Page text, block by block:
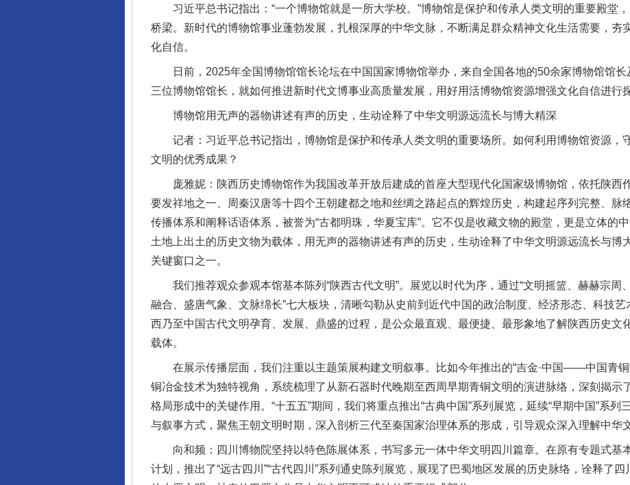
习近平总书记指出：“一个博物馆就是一所大学校。”博物馆是保护和传承人类文明的重要殿堂
桥梁。新时代的博物馆事业蓬勃发展，扎根深厚的中华文脉，不断满足群众精神文化生活需要，夯
化自信。
日前，2025年全国博物馆馆长论坛在中国国家博物馆举办，来自全国各地的50余家博物馆馆长
三位博物馆馆长，就如何推进新时代文博事业高质量发展，用好用活博物馆资源增强文化自信进行
博物馆用无声的器物讲述有声的历史，生动诠释了中华文明源远流长与博大精深
记者：习近平总书记指出，博物馆是保护和传承人类文明的重要场所。如何利用博物馆资源，
文明的优秀成果？
庞雅妮：陕西历史博物馆作为我国改革开放后建成的首座大型现代化国家级博物馆，依托陕西
要发祥地之一、周秦汉唐等十四个王朝建都之地和丝绸之路起点的辉煌历史，构建起序列完整、脉
传播体系和阐释话语体系，被誉为“古都明珠，华夏宝库”。它不仅是收藏文物的殿堂，更是立体的
土地上出土的历史文物为载体，用无声的器物讲述有声的历史，生动诠释了中华文明源远流长与博
关键窗口之一。
我们推荐观众参观本馆基本陈列“陕西古代文明”。展览以时代为序，通过“文明摇篮、赫赫宗周
融合、盛唐气象、文脉绵长”七大板块，清晰勾勒从史前到近代中国的政治制度、经济形态、科技
西乃至中国古代文明孕育、发展、鼎盛的过程，是公众最直观、最便捷、最形象地了解陕西历史文
载体。
在展示传播层面，我们注重以主题策展构建文明叙事。比如今年推出的“吉金·中国——中国青铜
铜冶金技术为独特视角，系统梳理了从新石器时代晚期至西周早期青铜文明的演进脉络，深刻揭示
格局形成中的关键作用。“十五五”期间，我们将重点推出“古典中国”系列展览，延续“早期中国”系列
与叙事方式，聚焦王朝文明时期，深入剖析三代至秦国家治理体系的形成，引导观众深入理解中华
向和频：四川博物院坚持以特色陈展体系，书写多元一体中华文明四川篇章。在原有专题式基
计划，推出了“远古四川”“古代四川”系列通史陈列展览，展现了巴蜀地区发展的历史脉络，诠释了